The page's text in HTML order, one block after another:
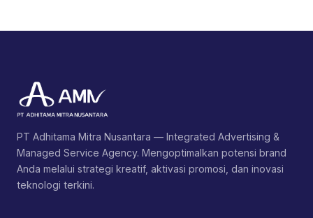
PT Adhitama Mitra Nusantara — Integrated Advertising &
Managed Service Agency. Mengoptimalkan potensi brand
Anda melalui strategi kreatif, aktivasi promosi, dan inovasi
teknologi terkini.